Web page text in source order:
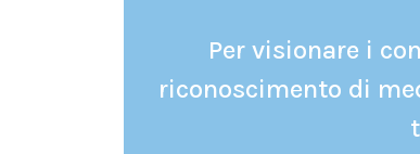
Per visionare i
riconoscimento di